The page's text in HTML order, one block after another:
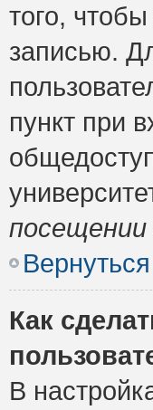
того,
записью.
пункт при
посещении
Как
В